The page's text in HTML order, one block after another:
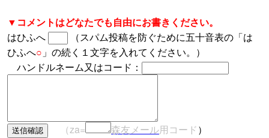
▼コメントはどなたでも自由にお書きください。
はひふへ
（スパム投稿を防ぐために五十音表の「は
ひふへ○ 」の続く１文字を入れてください。）
ハンドルネーム又はコード：
（za= 森友メール用コード）